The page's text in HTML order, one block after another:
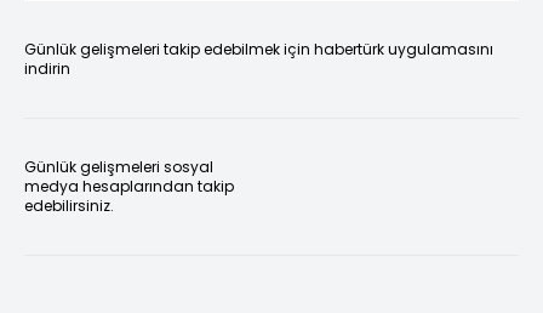
Günlük gelişmeleri takip edebilmek için habertürk uygulamasını
indirin
Günlük gelişmeleri sosyal
medya hesaplarından takip
edebilirsiniz.